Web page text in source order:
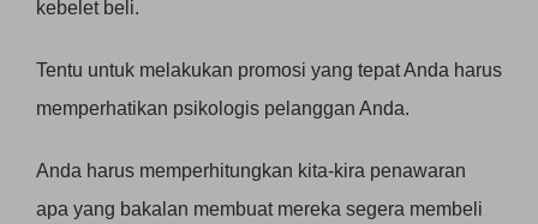
kebelet beli.
Tentu untuk melakukan promosi yang tepat Anda harus
memperhatikan psikologis pelanggan Anda.
Anda harus memperhitungkan kita-kira penawaran
apa yang bakalan membuat mereka segera membeli